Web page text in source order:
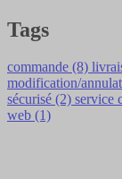
Tags
commande (8)
modification/
sécurisé (2) service
web (1)